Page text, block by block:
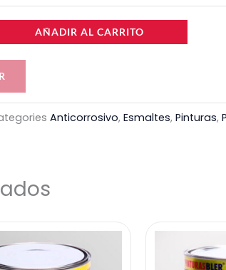
AÑADIR AL CARRITO
Anticorrosivo, Esmaltes, Pinturas,